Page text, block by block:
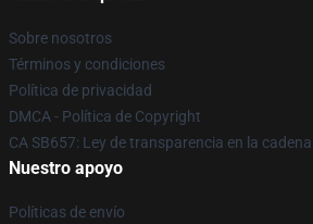
Sobre nosotros
Términos y condiciones
Política de privacidad
DMCA - Política de Copyright
CA SB657: Ley de transparencia en la
Nuestro apoyo
Políticas de envío